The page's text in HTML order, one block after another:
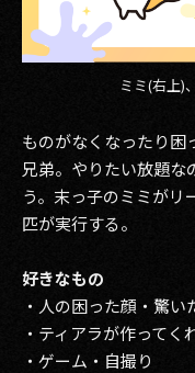
ミミ(右上)
ものがなくなったり困
兄弟。やりたい放題な
う。末っ子のミミがリ
匹が実行する。
好きなもの
・人の困った顔・驚い
・ティアラが作ってく
・ゲーム・自撮り